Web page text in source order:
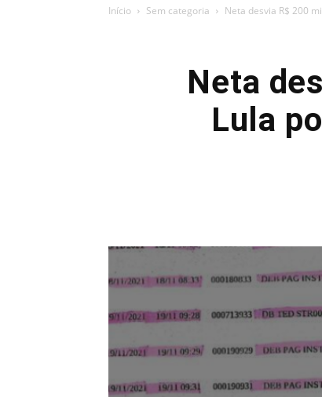
Início Sem categoria Neta desvia R$ 200
Neta
Lula